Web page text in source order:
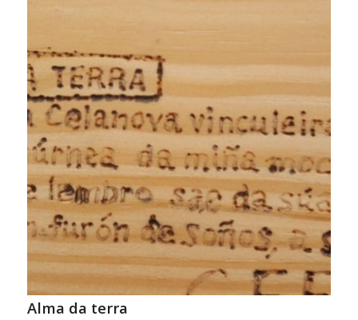
Alma da terra